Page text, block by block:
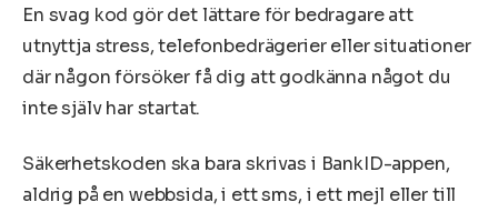
En svag kod gör det lättare för bedragare att
utnyttja stress, telefonbedrägerier eller situationer
där någon försöker få dig att godkänna något du
inte själv har startat.
Säkerhetskoden ska bara skrivas i BankID-appen,
aldrig på en webbsida, i ett sms, i ett mejl eller till